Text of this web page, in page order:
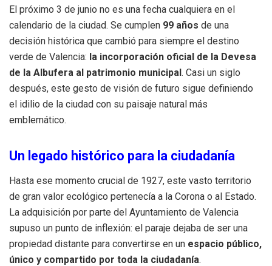
El próximo 3 de junio no es una fecha cualquiera en el
calendario de la ciudad. Se cumplen 99 años de una
decisión histórica que cambió para siempre el destino
verde de Valencia: la incorporación oficial de la Devesa
de la Albufera al patrimonio municipal . Casi un siglo
después, este gesto de visión de futuro sigue definiendo
el idilio de la ciudad con su paisaje natural más
emblemático.
Un legado histórico para la ciudadanía
Hasta ese momento crucial de 1927, este vasto territorio
de gran valor ecológico pertenecía a la Corona o al Estado.
La adquisición por parte del Ayuntamiento de Valencia
supuso un punto de inflexión: el paraje dejaba de ser una
propiedad distante para convertirse en un espacio público,
único y compartido por toda la ciudadanía.